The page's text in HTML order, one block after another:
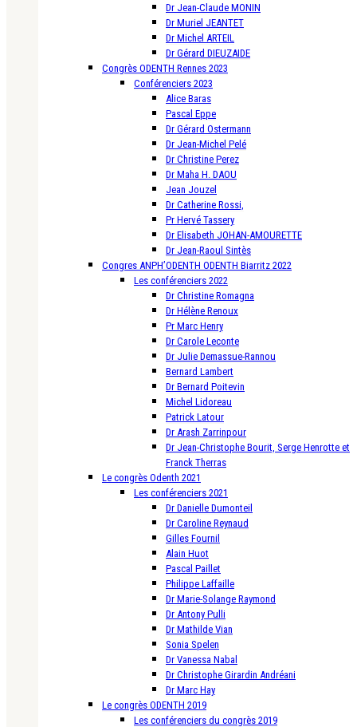
Dr Jean-Claude MONIN
Dr Muriel JEANTET
Dr Michel ARTEIL
Dr Gérard DIEUZAIDE
Congrès ODENTH Rennes 2023
Conférenciers 2023
Alice Baras
Pascal Eppe
Dr Gérard Ostermann
Dr Jean-Michel Pelé
Dr Christine Perez
Dr Maha H. DAOU
Jean Jouzel
Dr Catherine Rossi,
Pr Hervé Tassery
Dr Elisabeth JOHAN-AMOURETTE
Dr Jean-Raoul Sintès
Congres ANPH’ODENTH ODENTH Biarritz 2022
Les conférenciers 2022
Dr Christine Romagna
Dr Hélène Renoux
Pr Marc Henry
Dr Carole Leconte
Dr Julie Demassue-Rannou
Bernard Lambert
Dr Bernard Poitevin
Michel Lidoreau
Patrick Latour
Dr Arash Zarrinpour
Dr Jean-Christophe Bourit, Serge Henrotte et
Franck Therras
Le congrès Odenth 2021
Les conférenciers 2021
Dr Danielle Dumonteil
Dr Caroline Reynaud
Gilles Fournil
Alain Huot
Pascal Paillet
Philippe Laffaille
Dr Marie-Solange Raymond
Dr Antony Pulli
Dr Mathilde Vian
Sonia Spelen
Dr Vanessa Nabal
Dr Christophe Girardin Andréani
Dr Marc Hay
Le congrès ODENTH 2019
Les conférenciers du congrès 2019